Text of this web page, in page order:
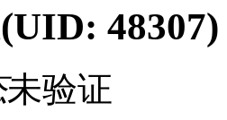
(UID: 48307)
未验证